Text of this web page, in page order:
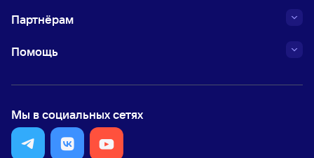
Партнёрам
Помощь
Мы в социальных сетях